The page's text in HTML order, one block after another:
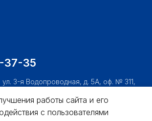
37-35
ул. 3-я Водопроводная, д. 5А, оф. № 311,
работы сайта и его
с пользователями